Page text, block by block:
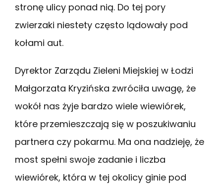
stronę ulicy ponad nią. Do tej pory
zwierzaki niestety często lądowały pod
kołami aut.
Dyrektor Zarządu Zieleni Miejskiej w Łodzi
Małgorzata Kryzińska zwróciła uwagę, że
wokół nas żyje bardzo wiele wiewiórek,
które przemieszczają się w poszukiwaniu
partnera czy pokarmu. Ma ona nadzieję, że
most spełni swoje zadanie i liczba
wiewiórek, która w tej okolicy ginie pod